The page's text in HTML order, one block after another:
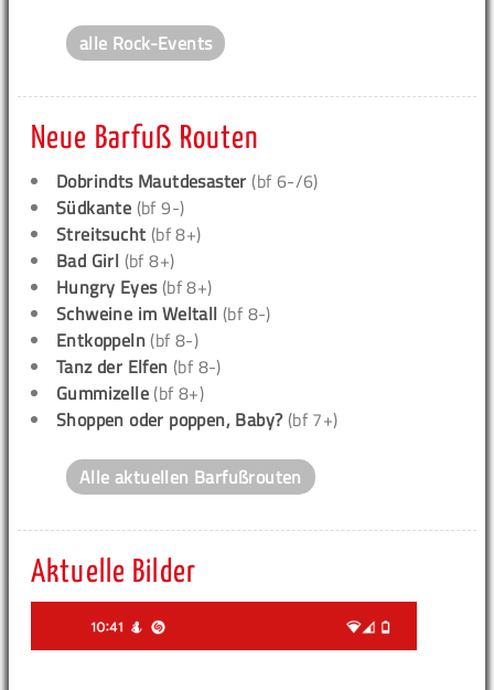
alle Rock-Events
Neue Barfuß Routen
Dobrindts Mautdesaster (bf 6-/6)
Südkante (bf 9-)
Streitsucht (bf 8+)
Bad Girl (bf 8+)
Hungry Eyes(bf 8+)
Schweine im Weltall (bf 8-)
Entkoppeln (bf 8-)
Tanz der Elfen (bf 8-)
Gummizelle (bf 8+)
Shoppen oder poppen, Baby? (bf 7+)
Alle aktuellen Barfußrouten
Aktuelle Bilder